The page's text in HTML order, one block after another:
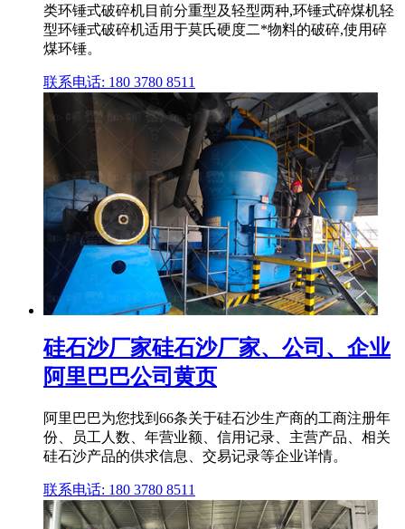
类环锤式破碎机目前分重型及轻型两种,环锤式碎煤机轻
型环锤式破碎机适用于莫氏硬度二*物料的破碎,使用碎
煤环锤。
联系电话: 180 3780 8511
硅石沙厂家硅石沙厂家、公司、企业
阿里巴巴公司黄页
阿里巴巴为您找到66条关于硅石沙生产商的工商注册年
份、员工人数、年营业额、信用记录、主营产品、相关
硅石沙产品的供求信息、交易记录等企业详情。
联系电话: 180 3780 8511